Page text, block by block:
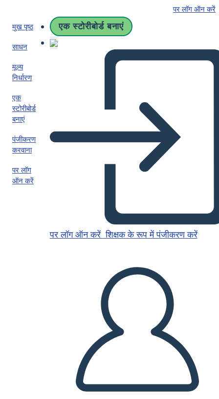
पर लॉग ऑन करें
मुख पृष्ठ
साधन
मूल्य
निर्धारण
एक
स्टोरीबोर्ड
बनाएं
पंजीकरण
करवाना
पर लॉग
ऑन करें
एक स्टोरीबोर्ड बनाएं
पर लॉग ऑन करें शिक्षक के रूप में पंजीकरण करें